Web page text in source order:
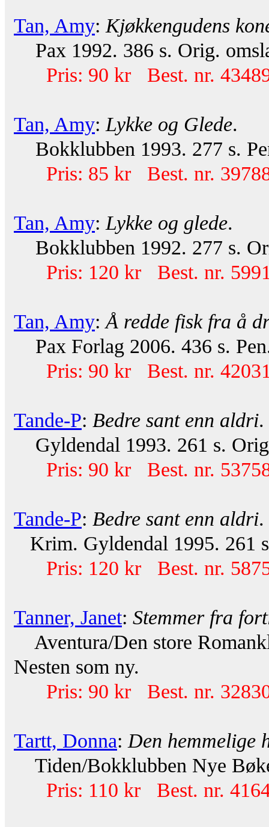
Tan, Amy: Kjøkkengudens
Pax 1992. 386 s. Orig.
Pris: 90 kr Best. nr.
Tan, Amy: Lykke og Glede.
Bokklubben 1993. 277 s.
Pris: 85 kr Best. nr.
Tan, Amy: Lykke og glede.
Bokklubben 1992. 277 s.
Pris: 120 kr Best. nr.
Tan, Amy:Å redde fisk fra å
Pax Forlag 2006. 436 s.
Pris: 90 kr Best. nr.
Tande-P: Bedre sant enn aldri.
Gyldendal 1993. 261 s.
Pris: 90 kr Best. nr.
Tande-P: Bedre sant enn aldri.
Krim. Gyldendal 1995. 261
Pris: 120 kr Best. nr.
Tanner, Janet: Stemmer fra
Aventura/Den store
Nesten som ny.
Pris: 90 kr Best. nr.
Tartt, Donna: Den hemmelige
Tiden/Bokklubben Nye
Pris: 110 kr Best. nr.